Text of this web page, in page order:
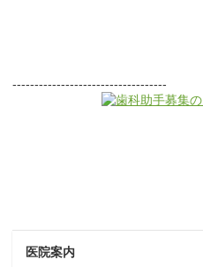
-----------------------------------
医院案内